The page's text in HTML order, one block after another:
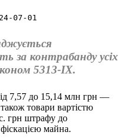
07-01
за контрабанду усіх
5313-ІХ.
7,57 до 15,14 млн грн —
товари вартістю
грн штрафу до
майна.